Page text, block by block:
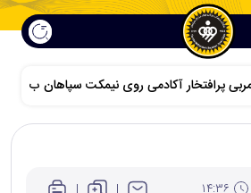
پرافتخار آکادمی روی نیمکت سپاهان ب